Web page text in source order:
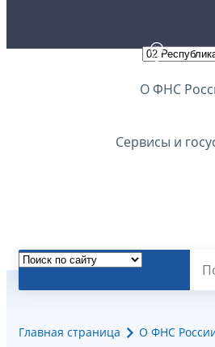
О ФНС
Сервисы и
Главная страница О ФНС